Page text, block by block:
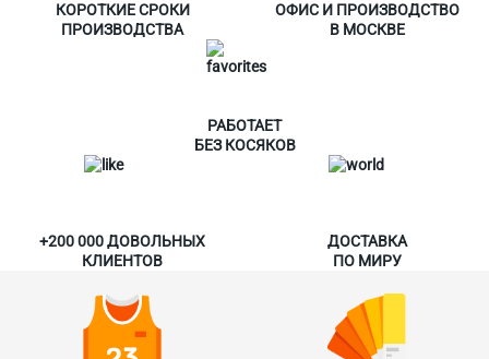
КОРОТКИЕ СРОКИ
ПРОИЗВОДСТВА
ОФИС И ПРОИЗВОДСТВО
В МОСКВЕ
РАБОТАЕТ
БЕЗ КОСЯКОВ
+200 000 ДОВОЛЬНЫХ
КЛИЕНТОВ
ДОСТАВКА
ПО МИРУ